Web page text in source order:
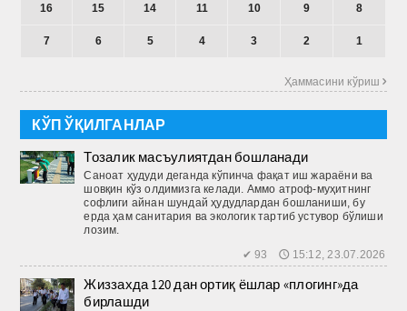
16 15 14 11 10 9 8
7 6 5 4 3 2 1
Ҳаммасини кўриш 
КЎП ЎҚИЛГАНЛАР
Тозалик масъулиятдан бошланади
Саноат ҳудуди деганда кўпинча фақат иш жараёни ва
шовқин кўз олдимизга келади. Аммо атроф-муҳитнинг
софлиги айнан шундай ҳудудлардан бошланиши, бу
ерда ҳам санитария ва экологик тартиб устувор бўлиши
лозим.
✔ 93 🕔 15:12, 23.07.2026
Жиззахда 120 дан ортиқ ёшлар «плогинг»да
бирлашди